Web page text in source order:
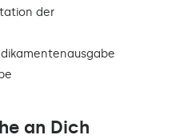
der
an Dich